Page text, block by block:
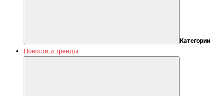
Категории
Новости и тренды